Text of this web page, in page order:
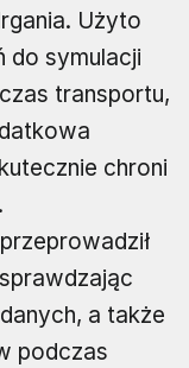
Użyto
do symulacji
transportu,
chroni
a także
podczas